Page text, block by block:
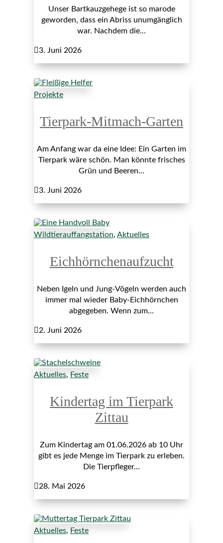
Unser Bartkauzgehege ist so marode
geworden, dass ein Abriss unumgänglich
war. Nachdem die...
3. Juni 2026
Projekte
Tierpark-Mitmach-Garten
Am Anfang war da eine Idee: Ein Garten im
Tierpark wäre schön. Man könnte frisches
Grün und Beeren...
3. Juni 2026
Wildtierauffangstation, Aktuelles
Eichhörnchenaufzucht
Neben Igeln und Jung-Vögeln werden auch
immer mal wieder Baby-Eichhörnchen
abgegeben. Wenn zum...
2. Juni 2026
Aktuelles, Feste
Kindertag im Tierpark
Zittau
Zum Kindertag am 01.06.2026 ab 10 Uhr
gibt es jede Menge im Tierpark zu erleben.
Die Tierpfleger...
28. Mai 2026
Aktuelles, Feste